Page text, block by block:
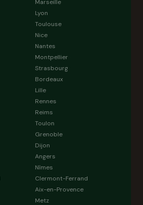
Marseille
Lyon
Toulouse
Nice
Nantes
Montpellier
Strasbourg
Bordeaux
Lille
Rennes
Reims
Toulon
Grenoble
Dijon
Angers
Nîmes
Clermont-Ferrand
Aix-en-Provence
Metz